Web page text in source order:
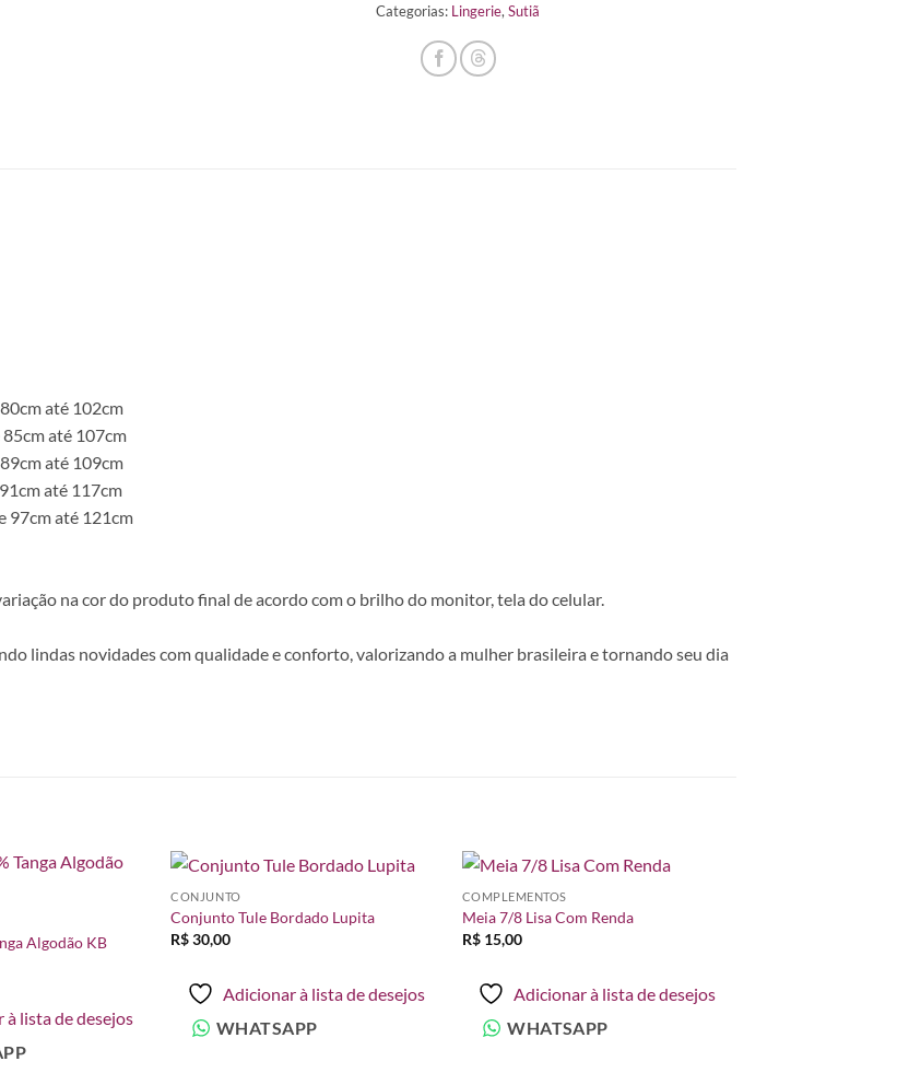
Categorias: Lingerie, Sutiã
até 102cm
até 107cm
até 109cm
até 117cm
97cm até 121cm
na cor do produto final de acordo com o brilho do monitor, tela do celular.
lindas novidades com qualidade e conforto, valorizando a mulher brasileira e tornando seu dia
desejos
Algodão KB
à lista de desejos
à lista de
CONJUNTO
Conjunto Tule Bordado Lupita
R$30,00
Adicionar à lista de desejos
WHATSAPP
COMPLEMENTOS
Meia 7/8 Lisa Com Renda
R$15,00
Adicionar à lista de desejos
WHATSAPP